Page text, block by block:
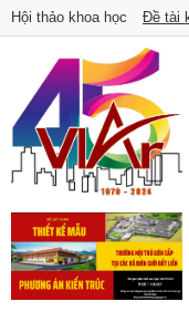
Hội thảo khoa học Đề tài
Saturday, 08/08/2026